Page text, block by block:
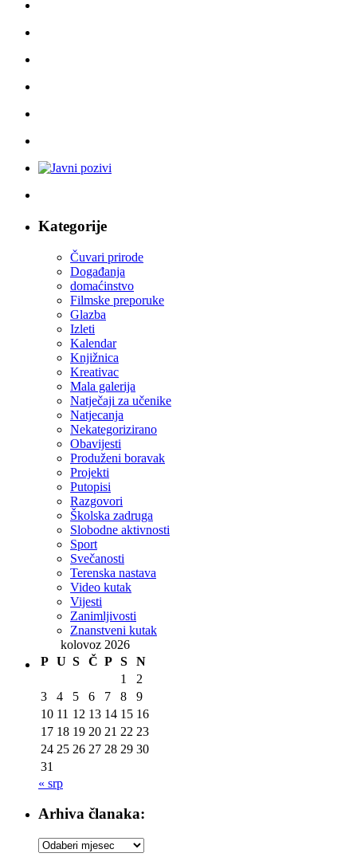
Kategorije
Čuvari prirode
Događanja
domaćinstvo
Filmske preporuke
Glazba
Izleti
Kalendar
Knjižnica
Kreativac
Mala galerija
Natječaji za učenike
Natjecanja
Nekategorizirano
Obavijesti
Produženi boravak
Projekti
Putopisi
Razgovori
Školska zadruga
Slobodne aktivnosti
Sport
Svečanosti
Terenska nastava
Video kutak
Vijesti
Zanimljivosti
Znanstveni kutak
kolovoz 2026
P U S Č P S
N
1
2
3
4 5 6 7 8
9
10 11 12 13 14 15 16
17 18 19 20 21 22 23
24 25 26 27 28 29 30
31
« srp
Arhiva članaka:
Arhiva